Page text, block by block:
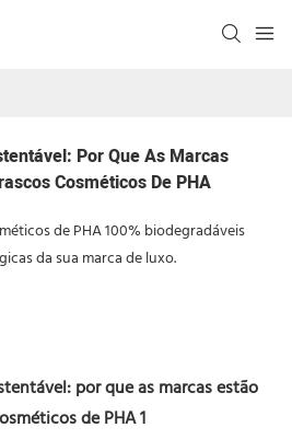
Por Que As Marcas
Cosméticos De PHA
de PHA 100% biodegradáveis
da sua marca de luxo.